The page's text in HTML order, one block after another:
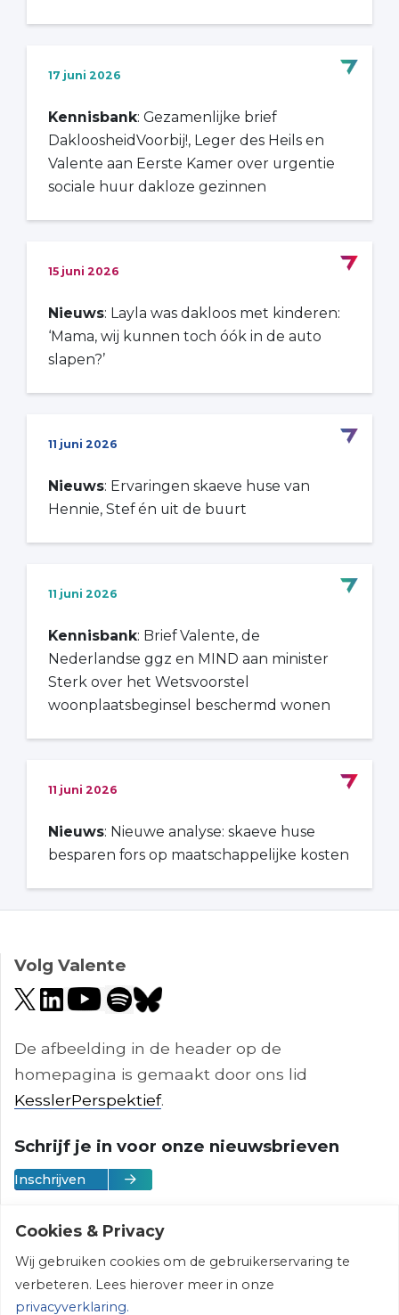
17 juni 2026
Kennisbank: Gezamenlijke brief
DakloosheidVoorbij!, Leger des Heils en
Valente aan Eerste Kamer over urgentie
sociale huur dakloze gezinnen
15 juni 2026
Nieuws: Layla was dakloos met kinderen:
‘Mama, wij kunnen toch óók in de auto
slapen?’
11 juni 2026
Nieuws: Ervaringen skaeve huse van
Hennie, Stef én uit de buurt
11 juni 2026
Kennisbank: Brief Valente, de
Nederlandse ggz en MIND aan minister
Sterk over het Wetsvoorstel
woonplaatsbeginsel beschermd wonen
11 juni 2026
Nieuws: Nieuwe analyse: skaeve huse
besparen fors op maatschappelijke kosten
Volg Valente
De afbeelding in de header op de
homepagina is gemaakt door ons lid
KesslerPerspektief.
Schrijf je in voor onze nieuwsbrieven
Inschrijven
Vereniging Valente | © 2026 | All rights
Cookies & Privacy
Wij gebruiken cookies om de gebruikerservaring te
verbeteren. Lees hierover meer in onze
privacyverklaring.